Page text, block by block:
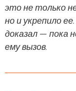
это не только
но и укрепило
доказал — пока
ему вызов.